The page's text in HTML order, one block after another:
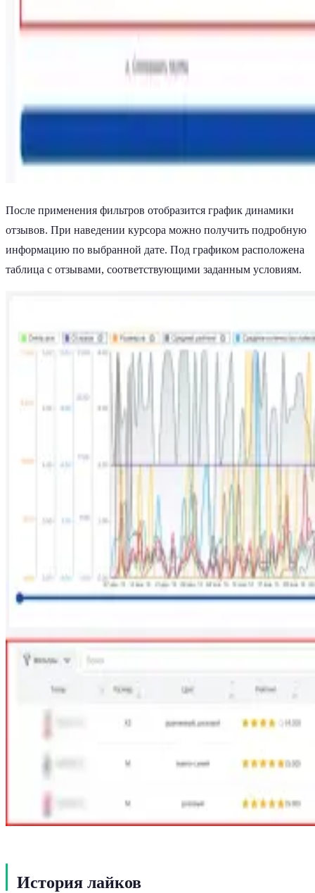
После применения фильтров отобразится график динамики
отзывов. При наведении курсора можно получить подробную
информацию по выбранной дате. Под графиком расположена
таблица с отзывами, соответствующими заданным условиям.
История лайков